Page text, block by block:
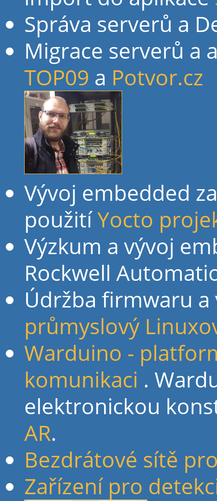
Správa serverů a
Migrace serverů a
TOP09 a Potvor.cz
Vývoj embedded
použitíYocto
Výzkum a vývoj
Rockwell
Údržba firmwaru
průmyslový
Warduino -
komunikaci .
elektronickou
AR.
Bezdrátové sítě
Zařízení pro